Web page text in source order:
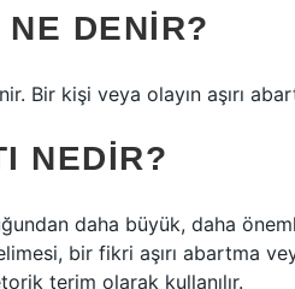
DENIR?
Bir kişi veya olayın aşırı
NEDIR?
daha büyük, daha
bir fikri aşırı abartma
terim olarak kullanılır.